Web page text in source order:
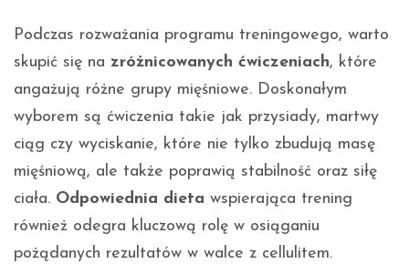
Podczas rozważania programu treningowego, warto
skupić się na zróżnicowanych ćwiczeniach, które
angażują różne grupy mięśniowe. Doskonałym
wyborem są ćwiczenia takie jak przysiady, martwy
ciąg czy wyciskanie, które nie tylko zbudują masę
mięśniową, ale także poprawią stabilność oraz siłę
ciała. Odpowiednia dieta wspierająca trening
również odegra kluczową rolę w osiąganiu
pożądanych rezultatów w walce z cellulitem.